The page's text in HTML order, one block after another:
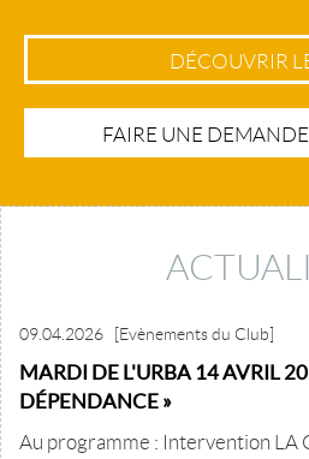
DÉCOUVRIR
FAIRE UNE
09.04.2026 [Evènements du Club]
MARDI DE L'URBA 14 AVRIL
DÉPENDANCE »
Au programme : Intervention LA